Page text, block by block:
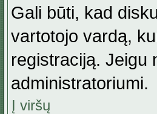
Gali būti, kad
vartotojo vardą,
registraciją. Jeigu
administratoriumi.
Į viršų